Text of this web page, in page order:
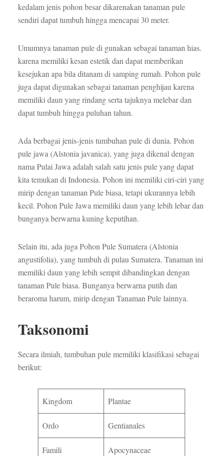
kedalam jenis pohon besar dikarenakan tanaman pule
sendiri dapat tumbuh hingga mencapai 30 meter.
Umumnya tanaman pule di gunakan sebagai tanaman hias.
karena memiliki kesan estetik dan dapat memberikan
kesejukan apa bila ditanam di samping rumah. Pohon pule
juga dapat digunakan sebagai tanaman penghijau karena
memiliki daun yang rindang serta tajuknya melebar dan
dapat tumbuh hingga puluhan tahun.
Ada berbagai jenis-jenis tumbuhan pule di dunia. Pohon
pule jawa (Alstonia javanica), yang juga dikenal dengan
nama Pulai Jawa adalah salah satu jenis pule yang dapat
kita temukan di Indonesia. Pohon ini memiliki ciri-ciri yang
mirip dengan tanaman Pule biasa, tetapi ukurannya lebih
kecil. Pohon Pule Jawa memiliki daun yang lebih lebar dan
bunganya berwarna kuning keputihan.
Selain itu, ada juga Pohon Pule Sumatera (Alstonia
angustifolia), yang tumbuh di pulau Sumatera. Tanaman ini
memiliki daun yang lebih sempit dibandingkan dengan
tanaman Pule biasa. Bunganya berwarna putih dan
beraroma harum, mirip dengan Tanaman Pule lainnya.
Taksonomi
Secara ilmiah, tumbuhan pule memiliki klasifikasi sebagai
berikut:
Kingdom Plantae
Ordo Gentianales
Famili Apocynaceae